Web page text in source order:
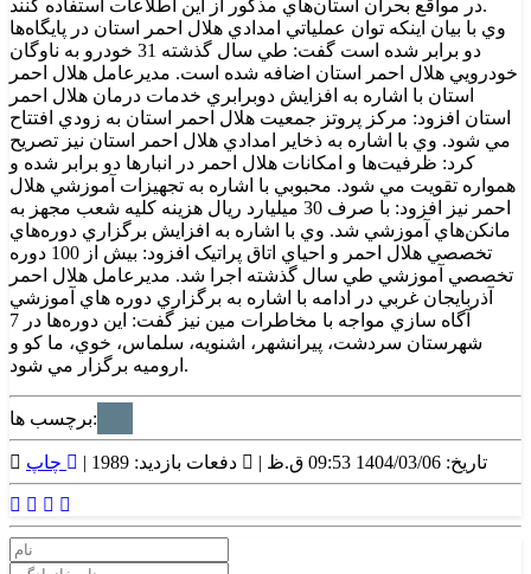
در مواقع بحران استان‌هاي مذکور از اين اطلاعات استفاده کنند.
وي با بيان اينکه توان عملياتي امدادي هلال احمر استان در پايگاه‌ها
دو برابر شده است گفت: طي سال گذشته 31 خودرو به ناوگان
خودرويي هلال احمر استان اضافه شده است. مديرعامل هلال احمر
استان با اشاره به افزايش دوبرابري خدمات درمان هلال احمر
استان افزود: مرکز پروتز جمعيت هلال احمر استان به زودي افتتاح
مي شود. وي با اشاره به ذخاير امدادي هلال احمر استان نيز تصريح
کرد: ظرفيت‌ها و امکانات هلال احمر در انبارها دو برابر شده و
همواره تقويت مي شود. محبوبي با اشاره به تجهيزات آموزشي هلال
احمر نيز افزود: با صرف 30 ميليارد ريال هزينه کليه شعب مجهز به
مانکن‌هاي آموزشي شد. وي با اشاره به افزايش برگزاري دوره‌هاي
تخصصي هلال احمر و احياي اتاق پراتيک افزود: بيش از 100 دوره
تخصصي آموزشي طي سال گذشته اجرا شد. مديرعامل هلال احمر
آذربايجان غربي در ادامه با اشاره به برگزاري دوره هاي آموزشي
آگاه سازي مواجه با مخاطرات مين نيز گفت: اين دوره‌ها در 7
شهرستان سردشت، پيرانشهر، اشنويه، سلماس، خوي، ما کو و
اروميه برگزار مي شود.
برچسب ها:
تاریخ: 1404/03/06 09:53 ق.ظ | دفعات بازدید: 1989 | چاپ